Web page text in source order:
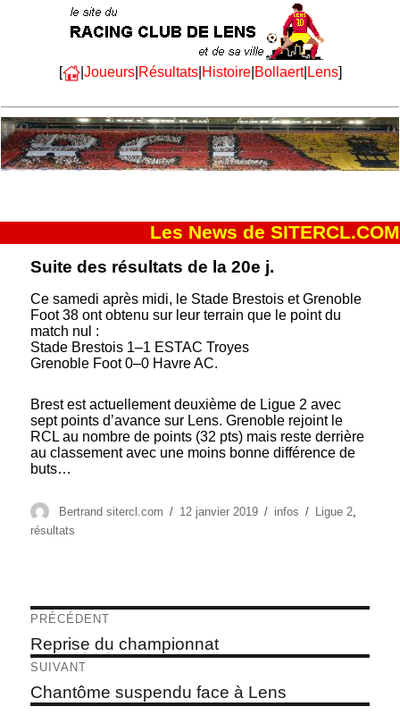
[ | Joueurs| Résultats| Histoire| Bollaert| Lens]
Les News de SITERCL.COM
Suite des résultats de la 20e j.
Ce samedi après midi, le Stade Brestois et Grenoble
Foot 38 ont obtenu sur leur terrain que le point du
match nul :
Stade Brestois 1–1 ESTAC Troyes
Grenoble Foot 0–0 Havre AC.
Brest est actuellement deuxième de Ligue 2 avec
sept points d’avance sur Lens. Grenoble rejoint le
RCL au nombre de points (32 pts) mais reste derrière
au classement avec une moins bonne différence de
buts…
Auteur
Bertrand sitercl.com
Publié
12 janvier 2019 Catégories
infos Étiquettes
Ligue 2
résultats
Navigation
de
l’article
PRÉCÉDENT
Article
précédent :
Reprise du championnat
SUIVANT
Article
suivant :
Chantôme suspendu face à Lens